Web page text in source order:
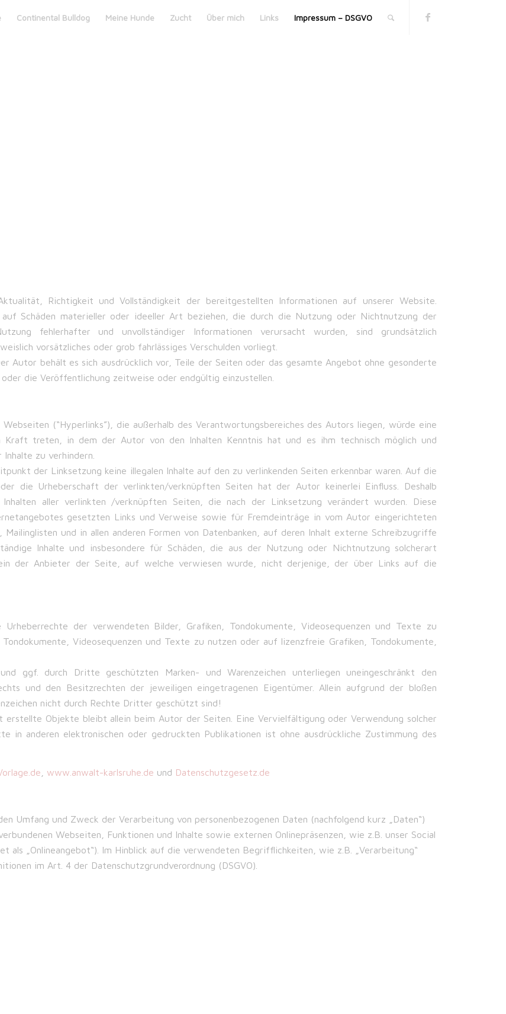
Continental Bulldog Meine Hunde Zucht Über mich Links Impressum – DSGVO
Richtigkeit und Vollständigkeit der bereitgestellten Informationen auf unserer Website.
Schäden materieller oder ideeller Art beziehen, die durch die Nutzung oder Nichtnutzung der
fehlerhafter und unvollständiger Informationen verursacht wurden, sind grundsätzlich
vorsätzliches oder grob fahrlässiges Verschulden vorliegt.
Autor behält es sich ausdrücklich vor, Teile der Seiten oder das gesamte Angebot ohne gesonderte
die Veröffentlichung zeitweise oder endgültig einzustellen.
(“Hyperlinks”), die außerhalb des Verantwortungsbereiches des Autors liegen, würde eine
Kraft treten, in dem der Autor von den Inhalten Kenntnis hat und es ihm technisch möglich und
zu verhindern.
der Linksetzung keine illegalen Inhalte auf den zu verlinkenden Seiten erkennbar waren. Auf die
die Urheberschaft der verlinkten/verknüpften Seiten hat der Autor keinerlei Einfluss. Deshalb
aller verlinkten /verknüpften Seiten, die nach der Linksetzung verändert wurden. Diese
gesetzten Links und Verweise sowie für Fremdeinträge in vom Autor eingerichteten
Mailinglisten und in allen anderen Formen von Datenbanken, auf deren Inhalt externe Schreibzugriffe
Inhalte und insbesondere für Schäden, die aus der Nutzung oder Nichtnutzung solcherart
der Anbieter der Seite, auf welche verwiesen wurde, nicht derjenige, der über Links auf die
der verwendeten Bilder, Grafiken, Tondokumente, Videosequenzen und Texte zu
Videosequenzen und Texte zu nutzen oder auf lizenzfreie Grafiken, Tondokumente,
ggf. durch Dritte geschützten Marken- und Warenzeichen unterliegen uneingeschränkt den
und den Besitzrechten der jeweiligen eingetragenen Eigentümer. Allein aufgrund der bloßen
nicht durch Rechte Dritter geschützt sind!
Objekte bleibt allein beim Autor der Seiten. Eine Vervielfältigung oder Verwendung solcher
in anderen elektronischen oder gedruckten Publikationen ist ohne ausdrückliche Zustimmung des
www.anwalt-karlsruhe.de und Datenschutzgesetz.de
Umfang und Zweck der Verarbeitung von personenbezogenen Daten (nachfolgend kurz „Daten“)
Webseiten, Funktionen und Inhalte sowie externen Onlinepräsenzen, wie z.B. unser Social
als „Onlineangebot“). Im Hinblick auf die verwendeten Begrifflichkeiten, wie z.B. „Verarbeitung“
im Art. 4 der Datenschutzgrundverordnung (DSGVO).